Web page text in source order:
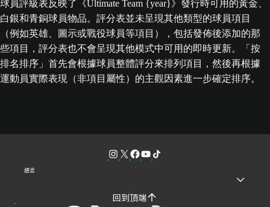
球員評級表反映了《Ultimate Team {year}》發行時可用的黃金、
白銀和青銅球員物品。評分表並未呈現其他類型的球員項目
（例如英雄、圖示或戰役球員等項目），包括發佈後添加的那
些項目，評分表也不會呈現其他模式中可用的即時更新。「按
排名排序」首先會根據球員整體評分來排列項目，然後再根據
運動員實際表現（非項目屬性）的主觀因素進一步確定排序。
語言
回到頂端